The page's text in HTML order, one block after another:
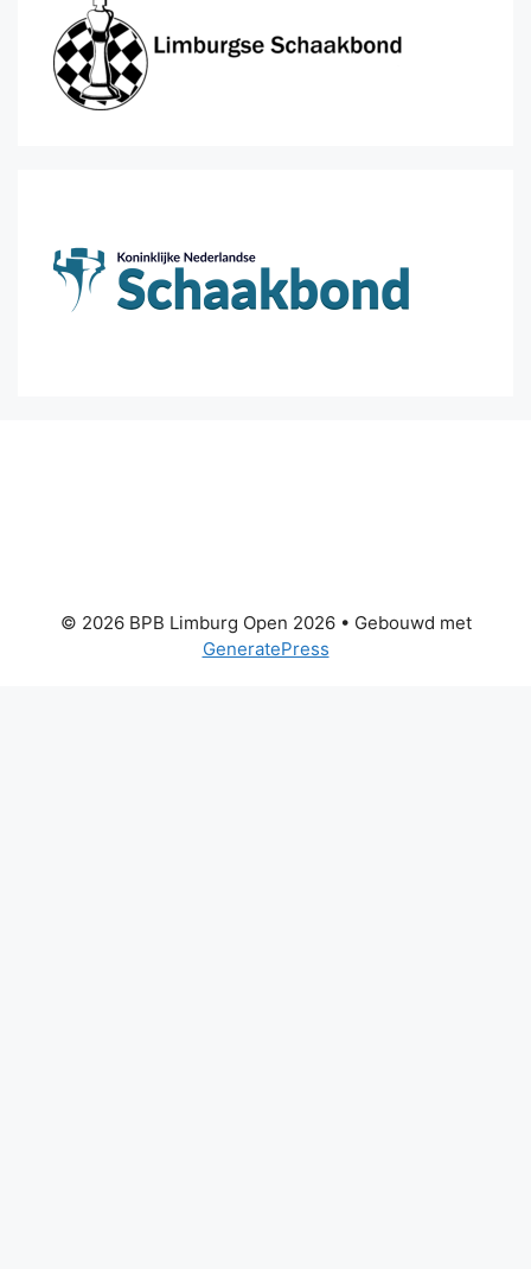
© 2026 BPB Limburg Open 2026• Gebouwd met
GeneratePress